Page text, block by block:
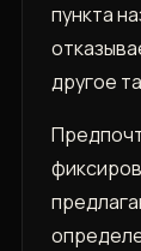
пункта
другое